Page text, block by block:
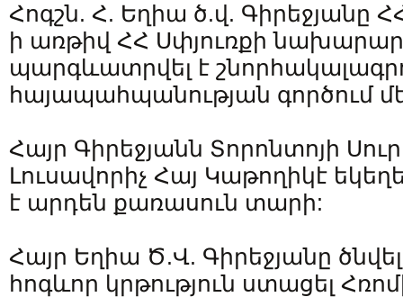
Հոգշն. Հ. Եղիա ծ.վ. Գիրեջյանը
ի առթիվ ՀՀ Սփյուռքի
պարգևատրվել է
հայապահպանության գործում
Հայր Գիրեջյանն Տորոնտոյի
Լուսավորիչ Հայ Կաթողիկէ
է արդեն քառասուն տարի:
Հայր Եղիա Ծ.Վ. Գիրեջյանը ծնվել
հոգևոր կրթություն ստացել